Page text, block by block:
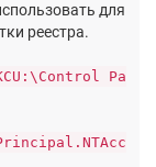
для
реестра.
Pa